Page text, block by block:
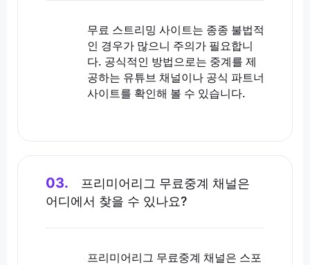
무료 스트리밍 사이트는 종종 불법적
인 경우가 많으니 주의가 필요합니
다. 공식적인 방법으로는 중계를 제
공하는 유튜브 채널이나 공식 파트너
사이트를 확인해 볼 수 있습니다.
03.
프리미어리그 무료중계 채널은
어디에서 찾을 수 있나요?
프리미어리그 무료중계 채널은 스포